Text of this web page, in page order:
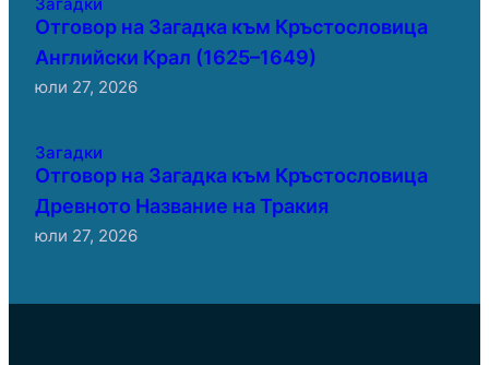
Загадки
Отговор на Загадка към Кръстословица
Английски Крал (1625–1649)
юли 27, 2026
Загадки
Отговор на Загадка към Кръстословица
Древното Название на Тракия
юли 27, 2026